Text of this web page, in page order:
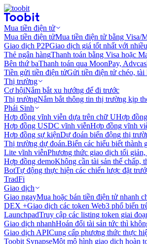
Mua tiền điện tử
Mua tiền điện tửMua tiền điện tử bằng Visa/
Giao dịch P2PGiao dịch giá tốt nhất với
Thẻ ngân hàngThanh toán bằng Visa hoặc
Bên thứ baThanh toán qua MoonPay,
Tiền gửi tiền điện tửGửi tiền điện tử chéo, tài
Thị trường
Cơ hộiNắm bắt xu hướng để đi trước
Thị trườngNắm bắt thông tin thị trường kịp
Phái Sinh
Hợp đồng vĩnh viễn dựa trên chữ UHợp
Hợp đồng USDC vĩnh viễnHợp đồng vĩnh
Hợp đồng sự kiệnDự đoán biến động thị
Thị trường dự đoán.Biến các hiểu biết thành
Lite vĩnh viễnPhương thức giao dịch tối
Hợp đồng demoKhông cần tài sản thế chấp,
BotTự động thực hiện các chiến lược đặt
TradFi
Giao dịch
Giao ngayMua hoặc bán tiền điện tử nhanh
DEX +Giao dịch các token Web3 phổ biến
LaunchpadTruy cập các listing token giai
Giao dịch nhanhHoán đổi tài sản tức thì
Giao dịch APICung cấp phương thức thực
Toobit SynapseMột mô hình giao dịch hoàn